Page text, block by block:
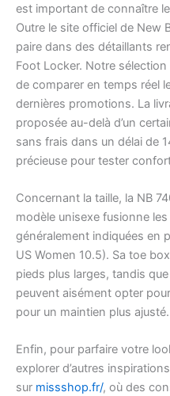
est important de connaître
Outre le site officiel de New
paire dans des détaillants
Foot Locker. Notre sélection
de comparer en temps réel
dernières promotions. La
proposée au-delà d’un
sans frais dans un délai de
précieuse pour tester
Concernant la taille, la NB
modèle unisexe fusionne
généralement indiquées en
US Women 10.5). Sa toe
pieds plus larges, tandis
peuvent aisément opter
pour un maintien plus ajusté.
Enfin, pour parfaire votre
explorer d’autres
sur missshop.fr/, où des